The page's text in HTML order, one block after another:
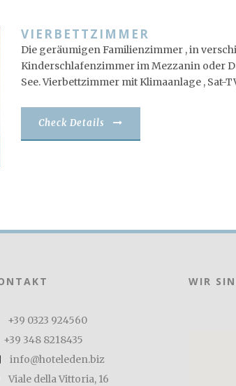
VIERBETTZIMMER
Die geräumigen Familienzimmer , in
Kinderschlafenzimmer im Mezzanin oder
See. Vierbettzimmer mit Klimaanlage , Sat-
Check Details
+39 0323 924560
+39 348 8218435
info@hoteleden.biz
Viale della Vittoria, 16
WIR